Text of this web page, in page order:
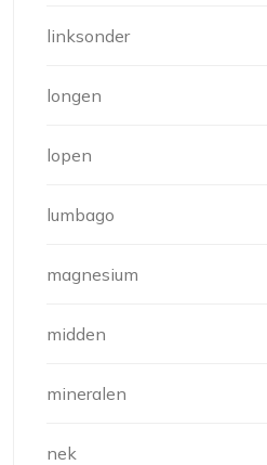
linksonder
longen
lopen
lumbago
magnesium
midden
mineralen
nek